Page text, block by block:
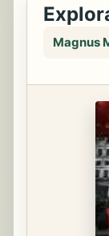
Magnus